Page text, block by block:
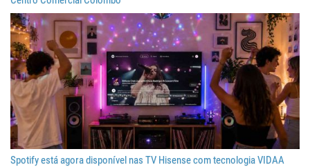
Spotify está agora disponível nas TV Hisense com tecnologia VIDAA